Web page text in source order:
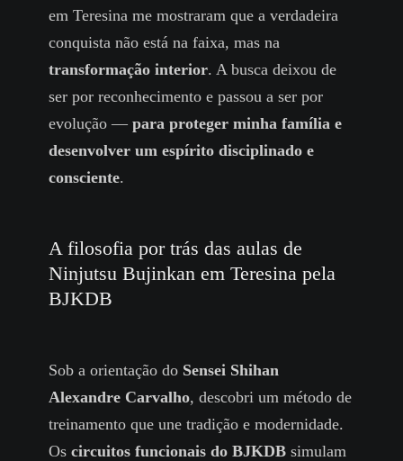
em Teresina me mostraram que a verdadeira
conquista não está na faixa, mas na
transformação interior. A busca deixou de
ser por reconhecimento e passou a ser por
evolução —para proteger minha família e
desenvolver um espírito disciplinado e
consciente.
A filosofia por trás das aulas de
Ninjutsu Bujinkan em Teresina pela
BJKDB
Sob a orientação do Sensei Shihan
Alexandre Carvalho, descobri um método de
treinamento que une tradição e modernidade.
Oscircuitos funcionais do BJKDB simulam